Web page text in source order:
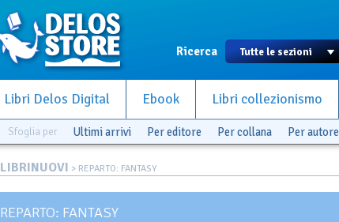
Ricerca
Libri Delos Digital Ebook Libri collezionismo
Sfoglia per Ultimi arrivi Per editore Per collana Per autore
LIBRINUOVI > REPARTO: FANTASY
REPARTO: FANTASY